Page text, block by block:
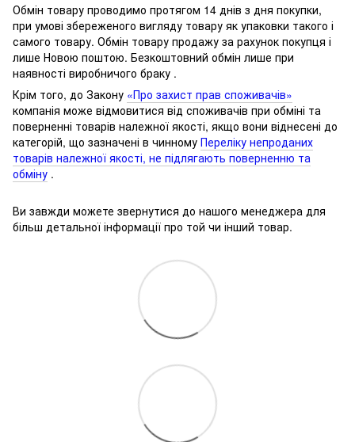
Обмін товару проводимо протягом 14 днів з дня покупки,
при умові збереженого вигляду товару як упаковки такого і
самого товару. Обмін товару продажу за рахунок покупця і
лише Новою поштою. Безкоштовний обмін лише при
наявності виробничого браку .
Крім того, до Закону «Про захист прав споживачів»
компанія може відмовитися від споживачів при обміні та
поверненні товарів належної якості, якщо вони віднесені до
категорій, що зазначені в чинному Переліку непроданих
товарів належної якості, не підлягають поверненню та
обміну .
Ви завжди можете звернутися до нашого менеджера для
більш детальної інформації про той чи інший товар.